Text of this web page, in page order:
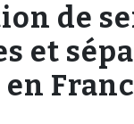
de
et
en